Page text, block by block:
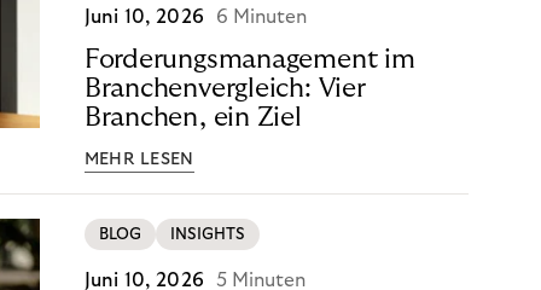
Juni 10, 2026 6 Minuten
Forderungsmanagement im
Branchenvergleich: Vier
Branchen, ein Ziel
MEHR LESEN
BLOG INSIGHTS
Juni 10, 2026 5 Minuten